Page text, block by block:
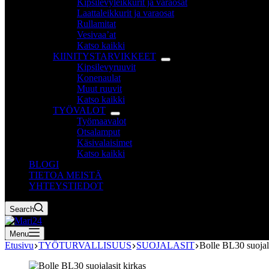
Kipsilevyleikkurit ja varaosat
Laattaleikkurit ja varaosat
Rullamitat
Vesivaa’at
Katso kaikki
KIINITYSTARVIKKEET
Kipsilevyruuvit
Konenaulat
Muut ruuvit
Katso kaikki
TYÖVALOT
Työmaavalot
Otsalamput
Käsivalaisimet
Katso kaikki
BLOGI
TIETOA MEISTÄ
YHTEYSTIEDOT
Search
Menu
Etusivu TYÖTURVALLISUUS SUOJALASIT Bolle BL30